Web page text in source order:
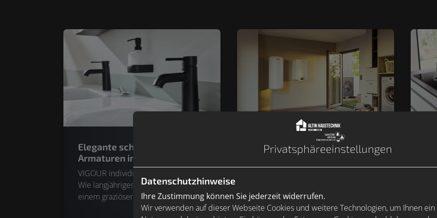
Elegante schwarze
Armaturen im Bad | VIGOUR
VIGOUR individual Grace: Grazie.
Wie langjähriges Ballett-Training mit
einem graziösen Pas de Deux
belohnt wird, so sorgen die
Wärmepumpe – einzigartig,
sicher und einfach installiert
| BRÖTJE BLW Mono
BRÖTJE ermöglichen durch ihre
Monoblock-Bauweise eine schnelle
Privatsphäre­einstellungen
Datenschutzhinweise
Ihre Zustimmung können Sie jederzeit widerrufen.
Wir verwenden auf dieser Webseite Cookies und weitere Technologien, um Ihnen